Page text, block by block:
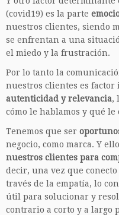
(covid19) es la parte
nuestros clientes, siendo
se enfrentan a una
el miedo y la frustración.
Por lo tanto la
nuestros clientes es
autenticidad y relevancia,
cómo le hablamos y qué le
Tenemos que ser
negocio, como marca. Y
nuestros clientes para
decir, una vez que
través de la empatía, lo
útil para solucionar y
contrario a corto y a largo